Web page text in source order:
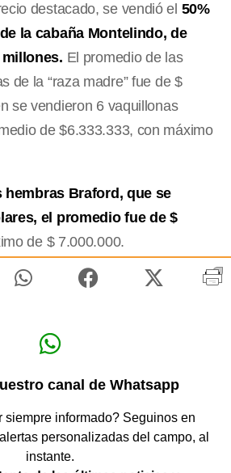
destacado, se vendió el 50%
la cabaña Montelindo, de
El promedio de las
de la “raza madre” fue de $
se vendieron 6 vaquillonas
de $6.333.333, con máximo
hembras Braford, que se
el promedio fue de $
de $ 7.000.000.
canal de Whatsapp
siempre informado? Seguinos en
personalizadas del campo, al
instante.